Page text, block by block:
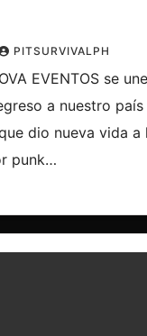
PITSURVIVALPH
EVENTOS se
a nuestro
dio nueva vida a
punk…